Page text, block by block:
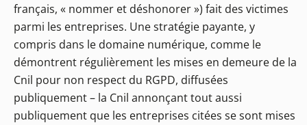
français, « nommer et déshonorer ») fait des victimes
parmi les entreprises. Une stratégie payante, y
compris dans le domaine numérique, comme le
démontrent régulièrement les mises en demeure de la
Cnil pour non respect du RGPD, diffusées
publiquement – la Cnil annonçant tout aussi
publiquement que les entreprises citées se sont mises